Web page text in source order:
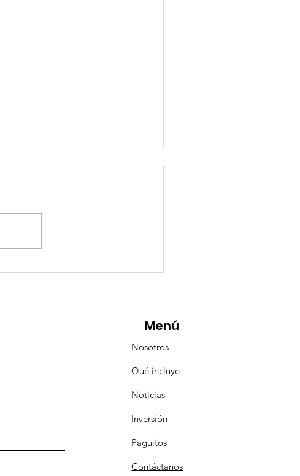
ViveMásViajandoByFraveo
Menú
Nosotros
Qué incluye
Noticias
Inversión
Paguitos
Contáctanos